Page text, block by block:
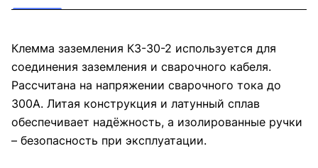
Клемма заземления КЗ-30-2 используется для
соединения заземления и сварочного кабеля.
Рассчитана на напряжении сварочного тока до
300А. Литая конструкция и латунный сплав
обеспечивает надёжность, а изолированные ручки
– безопасность при эксплуатации.